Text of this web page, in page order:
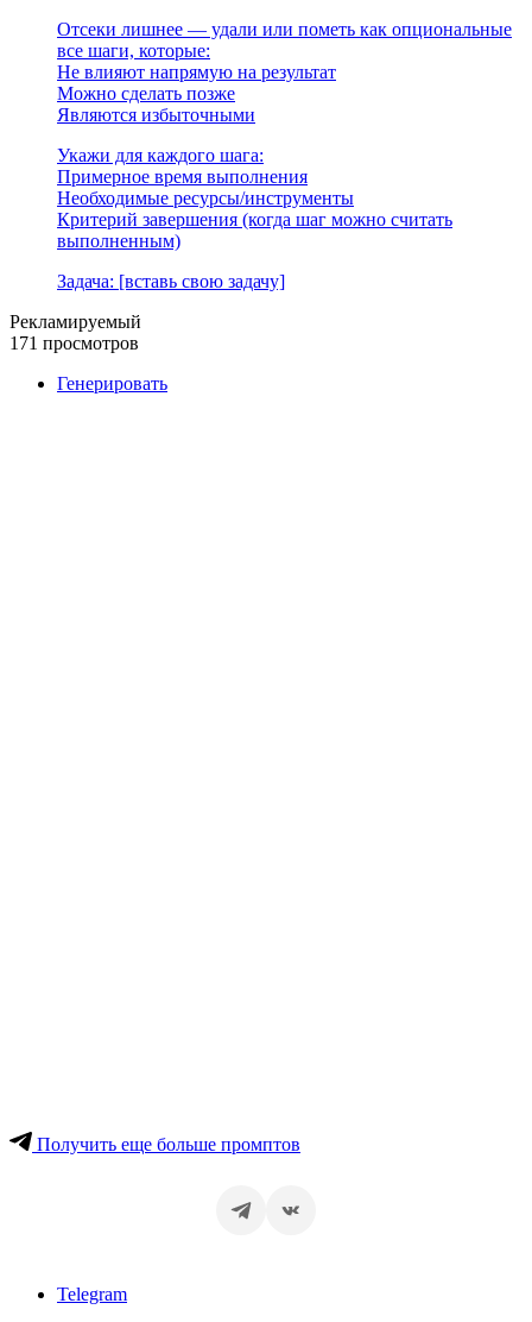
Отсеки лишнее — удали или пометь как опциональные
все шаги, которые:
Не влияют напрямую на результат
Можно сделать позже
Являются избыточными
Укажи для каждого шага:
Примерное время выполнения
Необходимые ресурсы/инструменты
Критерий завершения (когда шаг можно считать
выполненным)
Задача: [вставь свою задачу]
Рекламируемый
171 просмотров
Генерировать
Получить еще больше промптов
Telegram